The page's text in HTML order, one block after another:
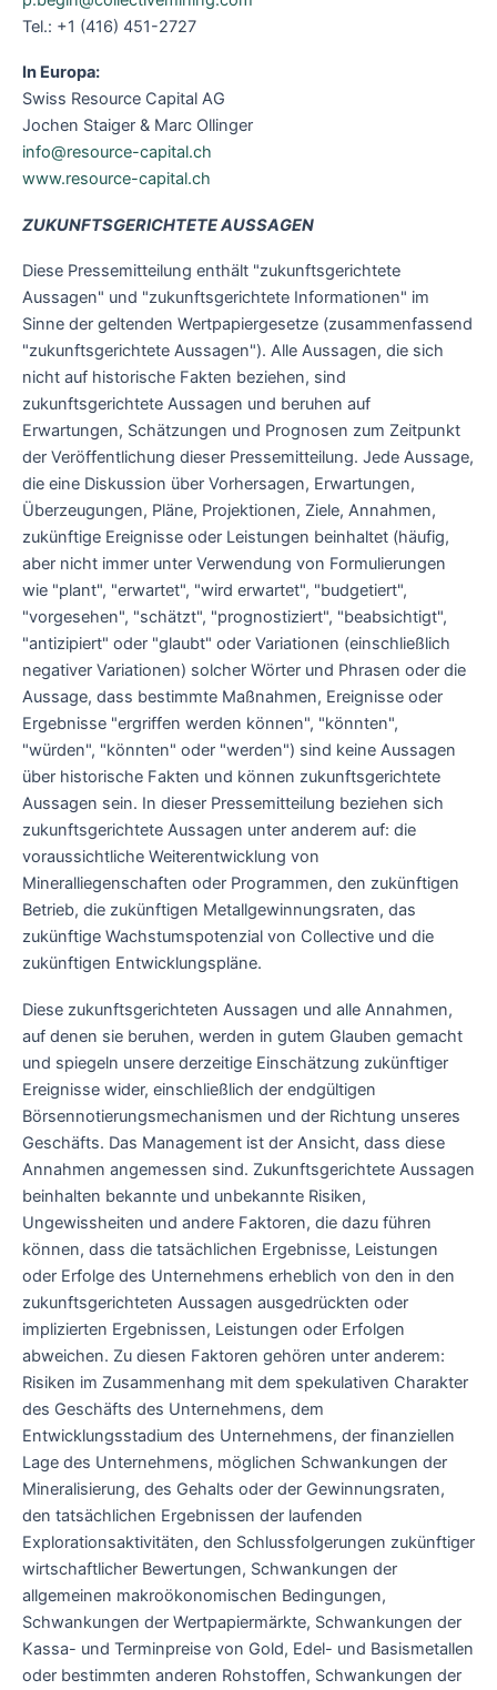
Tel.: +1 (416) 451-2727
In Europa:
Swiss Resource Capital AG
Jochen Staiger & Marc Ollinger
info@resource-capital.ch
www.resource-capital.ch
ZUKUNFTSGERICHTETE AUSSAGEN
Diese Pressemitteilung enthält "zukunftsgerichtete
Aussagen" und "zukunftsgerichtete Informationen" im
Sinne der geltenden Wertpapiergesetze (zusammenfassend
"zukunftsgerichtete Aussagen"). Alle Aussagen, die sich
nicht auf historische Fakten beziehen, sind
zukunftsgerichtete Aussagen und beruhen auf
Erwartungen, Schätzungen und Prognosen zum Zeitpunkt
der Veröffentlichung dieser Pressemitteilung. Jede Aussage,
die eine Diskussion über Vorhersagen, Erwartungen,
Überzeugungen, Pläne, Projektionen, Ziele, Annahmen,
zukünftige Ereignisse oder Leistungen beinhaltet (häufig,
aber nicht immer unter Verwendung von Formulierungen
wie "plant", "erwartet", "wird erwartet", "budgetiert",
"vorgesehen", "schätzt", "prognostiziert", "beabsichtigt",
"antizipiert" oder "glaubt" oder Variationen (einschließlich
negativer Variationen) solcher Wörter und Phrasen oder die
Aussage, dass bestimmte Maßnahmen, Ereignisse oder
Ergebnisse "ergriffen werden können", "könnten",
"würden", "könnten" oder "werden") sind keine Aussagen
über historische Fakten und können zukunftsgerichtete
Aussagen sein. In dieser Pressemitteilung beziehen sich
zukunftsgerichtete Aussagen unter anderem auf: die
voraussichtliche Weiterentwicklung von
Mineralliegenschaften oder Programmen, den zukünftigen
Betrieb, die zukünftigen Metallgewinnungsraten, das
zukünftige Wachstumspotenzial von Collective und die
zukünftigen Entwicklungspläne.
Diese zukunftsgerichteten Aussagen und alle Annahmen,
auf denen sie beruhen, werden in gutem Glauben gemacht
und spiegeln unsere derzeitige Einschätzung zukünftiger
Ereignisse wider, einschließlich der endgültigen
Börsennotierungsmechanismen und der Richtung unseres
Geschäfts. Das Management ist der Ansicht, dass diese
Annahmen angemessen sind. Zukunftsgerichtete Aussagen
beinhalten bekannte und unbekannte Risiken,
Ungewissheiten und andere Faktoren, die dazu führen
können, dass die tatsächlichen Ergebnisse, Leistungen
oder Erfolge des Unternehmens erheblich von den in den
zukunftsgerichteten Aussagen ausgedrückten oder
implizierten Ergebnissen, Leistungen oder Erfolgen
abweichen. Zu diesen Faktoren gehören unter anderem:
Risiken im Zusammenhang mit dem spekulativen Charakter
des Geschäfts des Unternehmens, dem
Entwicklungsstadium des Unternehmens, der finanziellen
Lage des Unternehmens, möglichen Schwankungen der
Mineralisierung, des Gehalts oder der Gewinnungsraten,
den tatsächlichen Ergebnissen der laufenden
Explorationsaktivitäten, den Schlussfolgerungen zukünftiger
wirtschaftlicher Bewertungen, Schwankungen der
allgemeinen makroökonomischen Bedingungen,
Schwankungen der Wertpapiermärkte, Schwankungen der
Kassa- und Terminpreise von Gold, Edel- und Basismetallen
oder bestimmten anderen Rohstoffen, Schwankungen der